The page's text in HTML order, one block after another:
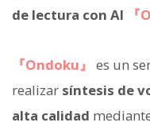
de lectura con AI
『Ondoku』 es un
realizar síntesis de
alta calidad